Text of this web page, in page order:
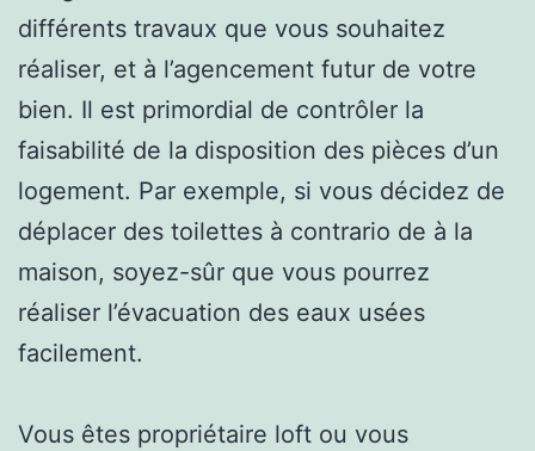
différents travaux que vous souhaitez
réaliser, et à l’agencement futur de votre
bien. Il est primordial de contrôler la
faisabilité de la disposition des pièces d’un
logement. Par exemple, si vous décidez de
déplacer des toilettes à contrario de à la
maison, soyez-sûr que vous pourrez
réaliser l’évacuation des eaux usées
facilement.
Vous êtes propriétaire loft ou vous